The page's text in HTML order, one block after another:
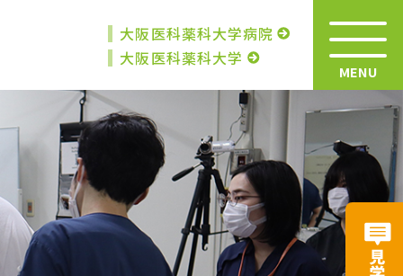
大阪医科薬科大学病院
大阪医科薬科大学
MENU